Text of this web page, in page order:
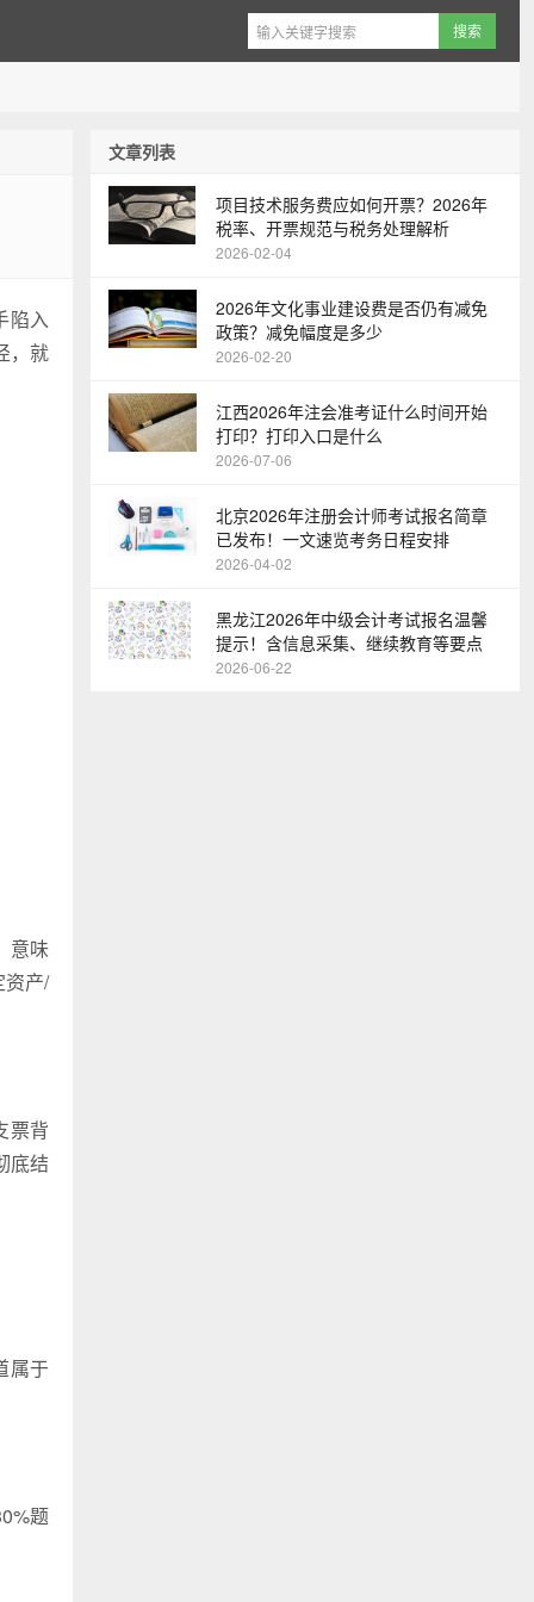
陷入
，就
意味
产/
票背
底结
属于
题
文章列表
项目技术服务费应如何开票？2026年
税率、开票规范与税务处理解析
2026-02-04
2026年文化事业建设费是否仍有减免
政策？减免幅度是多少
2026-02-20
江西2026年注会准考证什么时间开始
打印？打印入口是什么
2026-07-06
北京2026年注册会计师考试报名简章
已发布！一文速览考务日程安排
2026-04-02
黑龙江2026年中级会计考试报名温馨
提示！含信息采集、继续教育等要点
2026-06-22